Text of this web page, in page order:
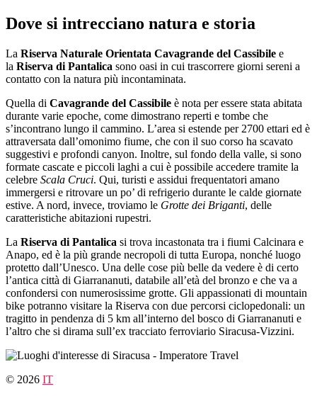
Salta
al
Dove si intrecciano natura e storia
La Riserva Naturale Orientata Cavagrande del Cassibile e
la Riserva di Pantalica sono oasi in cui trascorrere giorni sereni a
contatto con la natura più incontaminata.
Quella di Cavagrande del Cassibile è nota per essere stata abitata
durante varie epoche, come dimostrano reperti e tombe che
s’incontrano lungo il cammino. L’area si estende per 2700 ettari ed è
attraversata dall’omonimo fiume, che con il suo corso ha scavato
suggestivi e profondi canyon. Inoltre, sul fondo della valle, si sono
formate cascate e piccoli laghi a cui è possibile accedere tramite la
celebre Scala Cruci. Qui, turisti e assidui frequentatori amano
immergersi e ritrovare un po’ di refrigerio durante le calde giornate
estive. A nord, invece, troviamo le Grotte dei Briganti, delle
caratteristiche abitazioni rupestri.
La Riserva di Pantalica si trova incastonata tra i fiumi Calcinara e
Anapo, ed è la più grande necropoli di tutta Europa, nonché luogo
protetto dall’Unesco. Una delle cose più belle da vedere è di certo
l’antica città di Giarrananuti, databile all’età del bronzo e che va a
confondersi con numerosissime grotte. Gli appassionati di mountain
bike potranno visitare la Riserva con due percorsi ciclopedonali: un
tragitto in pendenza di 5 km all’interno del bosco di Giarrananuti e
l’altro che si dirama sull’ex tracciato ferroviario Siracusa-Vizzini.
© 2026 IT